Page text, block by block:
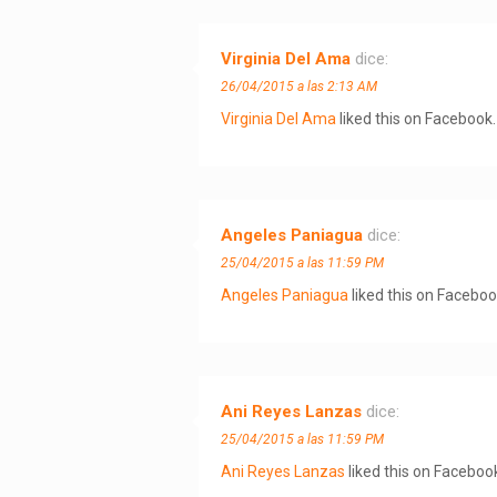
Virginia Del Ama dice:
26/04/2015 a las 2:13 AM
Virginia Del Ama liked this on Facebook.
Angeles Paniagua dice:
25/04/2015 a las 11:59 PM
Angeles Paniagua liked this on
Ani Reyes Lanzas dice:
25/04/2015 a las 11:59 PM
Ani Reyes Lanzas liked this on